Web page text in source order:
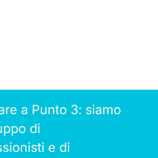
a Punto 3: siamo
di
e di